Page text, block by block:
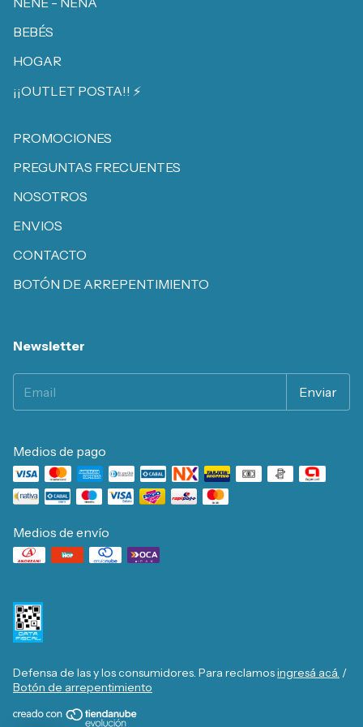
BEBÉS
HOGAR
¡¡OUTLET POSTA!! ⚡️
PROMOCIONES
PREGUNTAS FRECUENTES
NOSOTROS
ENVIOS
CONTACTO
BOTÓN DE ARREPENTIMIENTO
Newsletter
Medios de pago
Medios de envío
Defensa de las y los consumidores. Para reclamosingresá acá. /
Botón de arrepentimiento